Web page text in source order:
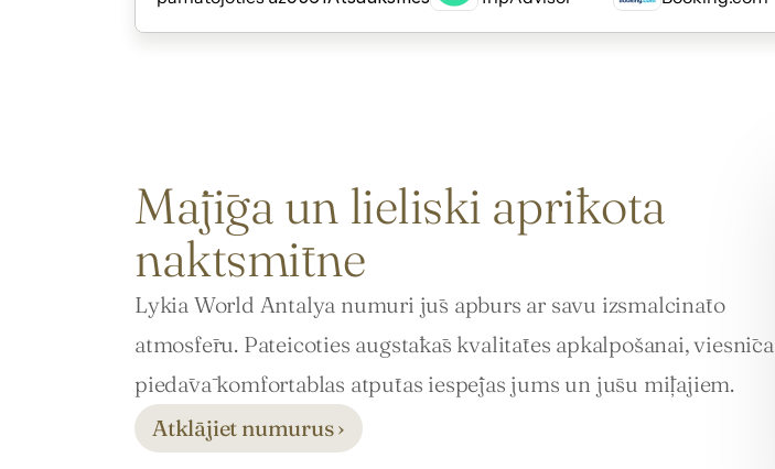
Mājīga un lieliski aprīkota
naktsmītne
Lykia World Antalya numuri jūs apburs ar savu izsmalcināto
atmosfēru. Pateicoties augstākās kvalitātes apkalpošanai, viesnīca
piedāvā komfortablas atpūtas iespējas jums un jūsu mīļajiem.
Atklājiet numurus ›